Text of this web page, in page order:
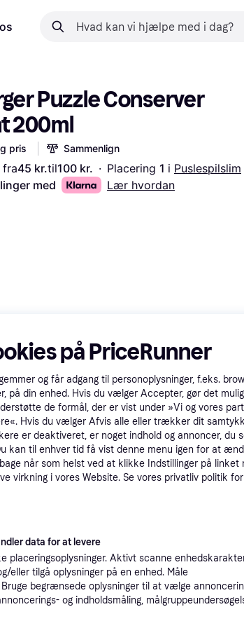
Puzzle Conserver
200ml
pris Sammenlign
fra45 kr.til100 kr. · Placering 1 i Puslespilslim
med
Lær hvordan
39 kr. fragt 3 dage
Bestillingsvare
Eller
på PriceRunner
og får adgang til personoplysninger, f.eks.
på din enhed. Hvis du vælger Accepter, gør det
de formål, der er vist under »Vi og vores
Hvis du vælger Afvis alle eller trækker dit
er deaktiveret, er noget indhold og annoncer, du
kan til enhver tid få vist denne menu igen for at
når som helst ved at klikke Indstillinger på linket
virkning i vores Website. Se vores privatliv politik
data for at levere
placeringsoplysninger. Aktivt scanne
eller tilgå oplysninger på en enhed. Måle
begrænsede oplysninger til at vælge
og indholdsmåling,